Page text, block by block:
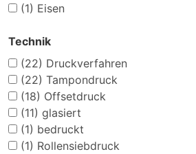
(1) Eisen
Technik
(22) Druckverfahren
(22) Tampondruck
(18) Offsetdruck
(11) glasiert
(1) bedruckt
(1) Rollensiebdruck